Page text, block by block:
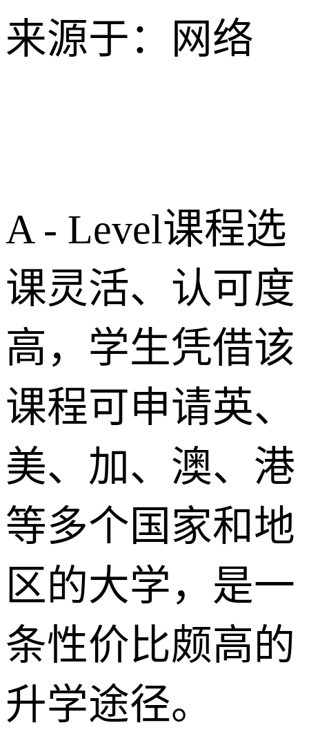
来源于：网络
A - Level课程选
课灵活、认可度
高，学生凭借该
课程可申请英、
美、加、澳、港
等多个国家和地
区的大学，是一
条性价比颇高的
升学途径。